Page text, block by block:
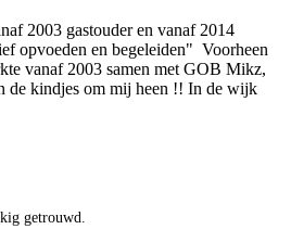
2003 gastouder en vanaf 2014
opvoeden en begeleiden" Voorheen
vanaf 2003 samen met GOB Mikz,
de kindjes om mij heen !! In de wijk
getrouwd.